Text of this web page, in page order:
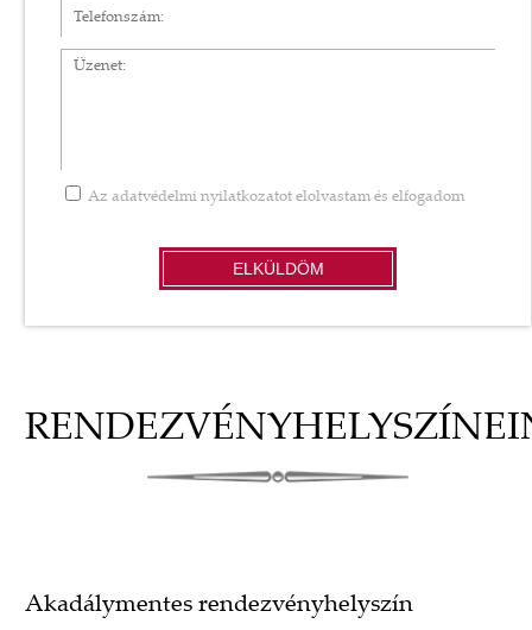
Üzenet
Az adatvédelmi nyilatkozatot elolvastam és elfogadom
ELKÜLDÖM
Akadálymentes rendezvényhelyszín